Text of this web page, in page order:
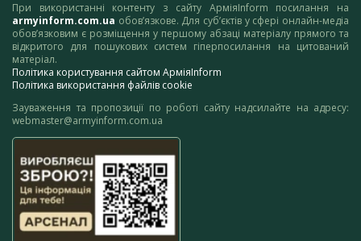
При використанні контенту з сайту АрміяInform посилання на
armyinform.com.ua обов’язкове. Для суб’єктів у сфері онлайн-медіа
обов’язковим є розміщення у першому абзаці матеріалу прямого та
відкритого для пошукових систем гіперпосилання на цитований
матеріал.
Політика користування сайтом АрміяInform
Політика використання файлів cookie
Зауваження та пропозиції по роботі сайту надсилайте на адресу:
webmaster@armyinform.com.ua